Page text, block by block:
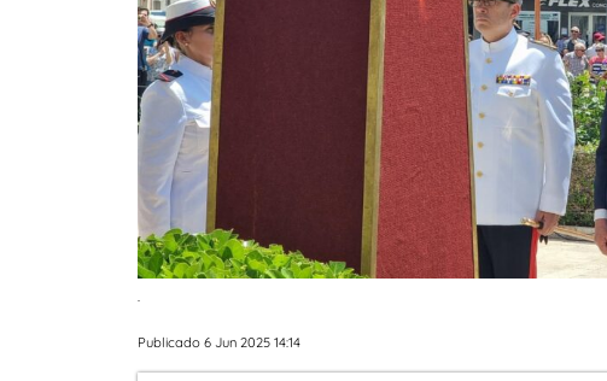
.
Publicado 6 Jun 2025 14:14